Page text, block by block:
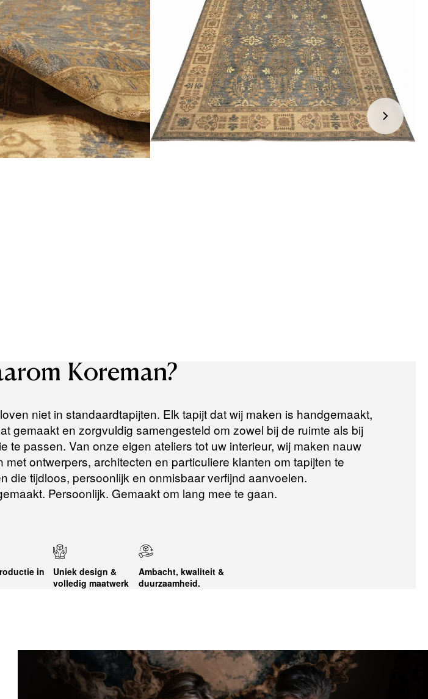
Levertijden:
Het artikel wordt gratis bij u thuis geleverd. Wij streven ernaar uw
bestelling binnen4 werkdagenbij u thuis te bezorgen.
Retourneren:
Het artikel wordt gratis bij u thuis geleverd. Mocht het niet passen en
u besluit het te retourneren, dan storten wij het aankoopbedrag zo
snel mogelijk terug, maar uiterlijkbinnen 14 dagen na herroeping.
Voor meer informatie kunt u terecht op:
Koreman?
niet in standaardtapijten. Elk tapijt dat wij maken is handgemaakt,
gemaakt en zorgvuldig samengesteld om zowel bij de ruimte als bij
te passen. Van onze eigen ateliers tot uw interieur, wij maken nauw
met ontwerpers, architecten en particuliere klanten om tapijten te
die tijdloos, persoonlijk en onmisbaar verfijnd aanvoelen.
Persoonlijk. Gemaakt om lang mee te gaan.
in
Uniek design &
volledig maatwerk
Ambacht, kwaliteit &
duurzaamheid.